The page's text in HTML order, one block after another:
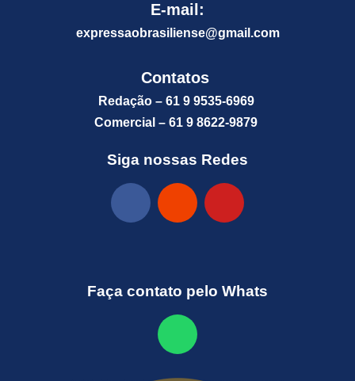
E-mail:
expressaobrasiliense@gmail.com
Contatos
Redação – 61 9 9535-6969
Comercial – 61 9 8622-9879
Siga nossas Redes
Faça contato pelo Whats